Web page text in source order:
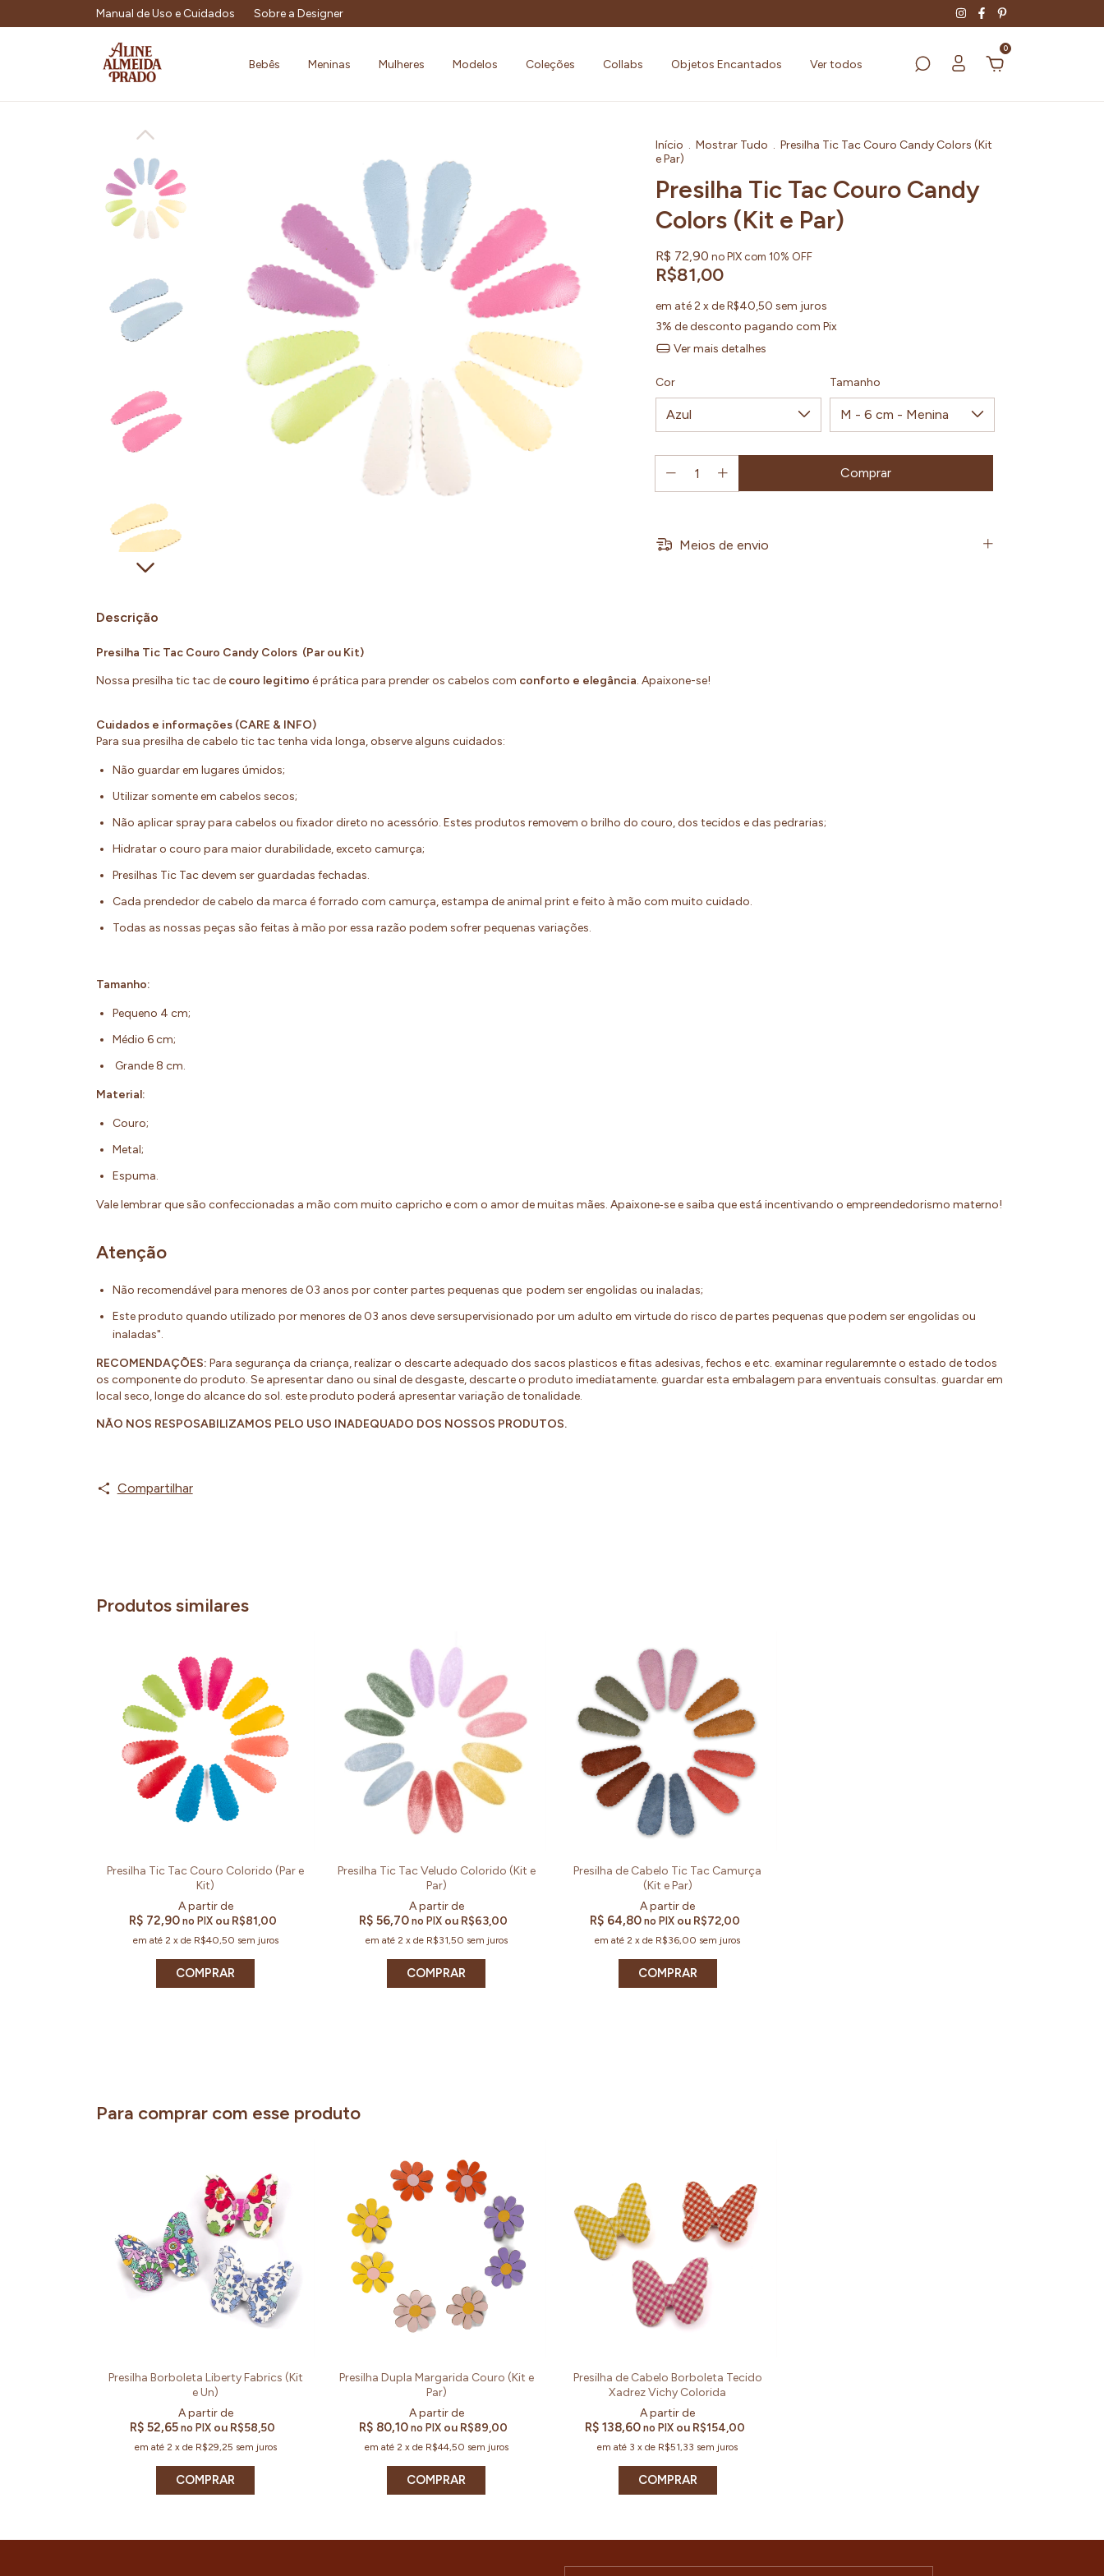
Manual de Uso e Cuidados Sobre a Designer
Bebês Meninas Mulheres Modelos Coleções Collabs Objetos Encantados Ver todos
0
Início . Mostrar Tudo . Presilha Tic Tac Couro Candy Colors (Kit
e Par)
Presilha Tic Tac Couro Candy
Colors (Kit e Par)
R$ 72,90 no PIX com 10% OFF
R$81,00
em até2 x deR$40,50 sem juros
3% de desconto pagando com Pix
Ver mais detalhes
Cor Tamanho
Meios de envio
Descrição
Presilha Tic Tac Couro Candy Colors (Par ou Kit)
Nossa presilha tic tac de couro legitimo é prática para prender os cabelos com conforto e elegância. Apaixone-se!
Cuidados e informações (CARE & INFO)
Para sua presilha de cabelo tic tac tenha vida longa, observe alguns cuidados:
Não guardar em lugares úmidos;
Utilizar somente em cabelos secos;
Não aplicar spray para cabelos ou fixador direto no acessório. Estes produtos removem o brilho do couro, dos tecidos e das pedrarias;
Hidratar o couro para maior durabilidade, exceto camurça;
Presilhas Tic Tac devem ser guardadas fechadas.
Cada prendedor de cabelo da marca é forrado com camurça, estampa de animal print e feito à mão com muito cuidado.
Todas as nossas peças são feitas à mão por essa razão podem sofrer pequenas variações.
Tamanho:
Pequeno 4 cm;
Médio 6 cm;
Grande 8 cm.
Material:
Couro;
Metal;
Espuma.
Vale lembrar que são confeccionadas a mão com muito capricho e com o amor de muitas mães. Apaixone‐se e saiba que está incentivando o empreendedorismo materno!
Atenção
Não recomendável para menores de 03 anos por conter partes pequenas que podem ser engolidas ou inaladas;
Este produto quando utilizado por menores de 03 anos deve sersupervisionado por um adulto em virtude do risco de partes pequenas que podem ser engolidas ou
inaladas".
RECOMENDAÇÕES: Para segurança da criança, realizar o descarte adequado dos sacos plasticos e fitas adesivas, fechos e etc. examinar regularemnte o estado de todos
os componente do produto. Se apresentar dano ou sinal de desgaste, descarte o produto imediatamente. guardar esta embalagem para enventuais consultas. guardar em
local seco, longe do alcance do sol. este produto poderá apresentar variação de tonalidade.
NÃO NOS RESPOSABILIZAMOS PELO USO INADEQUADO DOS NOSSOS PRODUTOS.
Compartilhar
Produtos similares
Presilha Tic Tac Couro Colorido (Par e
Kit)
R$ 72,90no PIX ou R$81,00
em até 2 x de R$40,50 sem juros
COMPRAR
Presilha Tic Tac Veludo Colorido (Kit e
Par)
R$ 56,70 no PIX ou R$63,00
em até 2 x de R$31,50 sem juros
COMPRAR
Presilha de Cabelo Tic Tac Camurça
(Kit e Par)
R$ 64,80no PIX ou R$72,00
em até2 xde R$36,00 sem juros
COMPRAR
Para comprar com esse produto
Presilha Borboleta Liberty Fabrics (Kit
e Un)
R$ 52,65 no PIX ou R$58,50
em até 2 x de R$29,25 sem juros
COMPRAR
Presilha Dupla Margarida Couro (Kit e
Par)
R$ 80,10 no PIX ou R$89,00
em até 2 x de R$44,50 sem juros
COMPRAR
Presilha de Cabelo Borboleta Tecido
Xadrez Vichy Colorida
R$ 138,60no PIX ou R$154,00
em até 3 xde R$51,33 sem juros
COMPRAR